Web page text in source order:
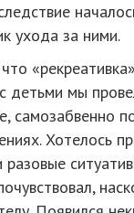
ухода за ними.
детьми мы
самозабвенно
Хотелось